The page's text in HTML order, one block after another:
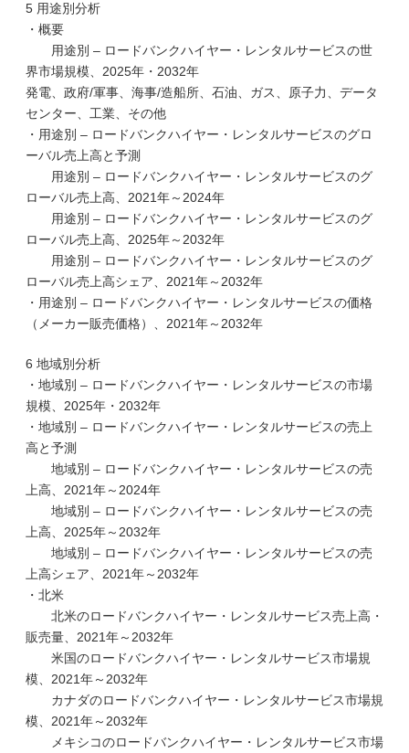
5 用途別分析
・概要
用途別 – ロードバンクハイヤー・レンタルサービスの世
界市場規模、2025年・2032年
発電、政府/軍事、海事/造船所、石油、ガス、原子力、データ
センター、工業、その他
・用途別 – ロードバンクハイヤー・レンタルサービスのグロ
ーバル売上高と予測
用途別 – ロードバンクハイヤー・レンタルサービスのグ
ローバル売上高、2021年～2024年
用途別 – ロードバンクハイヤー・レンタルサービスのグ
ローバル売上高、2025年～2032年
用途別 – ロードバンクハイヤー・レンタルサービスのグ
ローバル売上高シェア、2021年～2032年
・用途別 – ロードバンクハイヤー・レンタルサービスの価格
（メーカー販売価格）、2021年～2032年
6 地域別分析
・地域別 – ロードバンクハイヤー・レンタルサービスの市場
規模、2025年・2032年
・地域別 – ロードバンクハイヤー・レンタルサービスの売上
高と予測
地域別 – ロードバンクハイヤー・レンタルサービスの売
上高、2021年～2024年
地域別 – ロードバンクハイヤー・レンタルサービスの売
上高、2025年～2032年
地域別 – ロードバンクハイヤー・レンタルサービスの売
上高シェア、2021年～2032年
・北米
北米のロードバンクハイヤー・レンタルサービス売上高・
販売量、2021年～2032年
米国のロードバンクハイヤー・レンタルサービス市場規
模、2021年～2032年
カナダのロードバンクハイヤー・レンタルサービス市場規
模、2021年～2032年
メキシコのロードバンクハイヤー・レンタルサービス市場